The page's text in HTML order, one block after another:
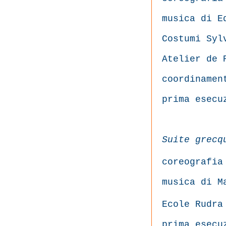
musica di
Costumi
Atelier de
prima
Suite
coreografia
musica di
Ecole